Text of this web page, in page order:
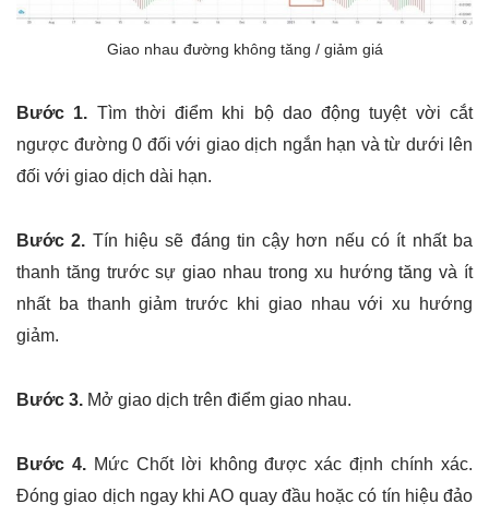
Giao nhau đường không tăng / giảm giá
Bước 1. Tìm thời điểm khi bộ dao động tuyệt vời cắt
ngược đường 0 đối với giao dịch ngắn hạn và từ dưới lên
đối với giao dịch dài hạn.
Bước 2. Tín hiệu sẽ đáng tin cậy hơn nếu có ít nhất ba
thanh tăng trước sự giao nhau trong xu hướng tăng và ít
nhất ba thanh giảm trước khi giao nhau với xu hướng
giảm.
Bước 3. Mở giao dịch trên điểm giao nhau.
Bước 4.Mức Chốt lời không được xác định chính xác.
Đóng giao dịch ngay khi AO quay đầu hoặc có tín hiệu đảo